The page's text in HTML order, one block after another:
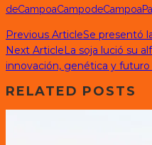
deCampoaCampo
Previous ArticleSe presentó
Next Article La soja lució su
innovación, genética y
RELATED POSTS